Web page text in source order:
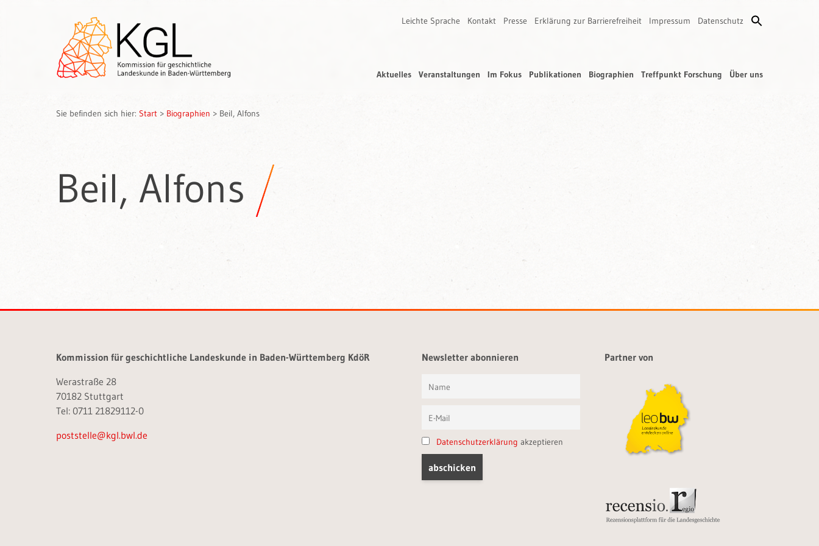
Leichte Sprache Kontakt Presse Erklärung zur Barrierefreiheit Impressum Datenschutz
Aktuelles Veranstaltungen Im Fokus Publikationen Biographien Treffpunkt Forschung Über uns
Sie befinden sich hier: Start > Biographien > Beil, Alfons
Beil, Alfons
Kommission für geschichtliche Landeskunde in Baden-Württemberg KdöR
Werastraße 28
70182 Stuttgart
Tel: 0711 21829112-0
poststelle@kgl.bwl.de
Newsletter abonnieren
Datenschutzerklärung akzeptieren
Partner von